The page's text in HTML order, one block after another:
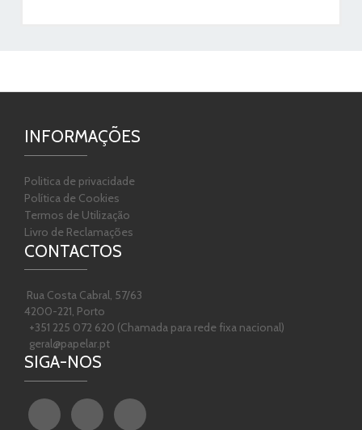
INFORMAÇÕES
Politica de privacidade
Política de Cookies
Termos de Utilização
Livro de Reclamações
CONTACTOS
Rua Costa Cabral, 57/63
4200-221, Porto
+351 225 072 620 (Chamada para rede fixa nacional)
geral@papelar.pt
SIGA-NOS